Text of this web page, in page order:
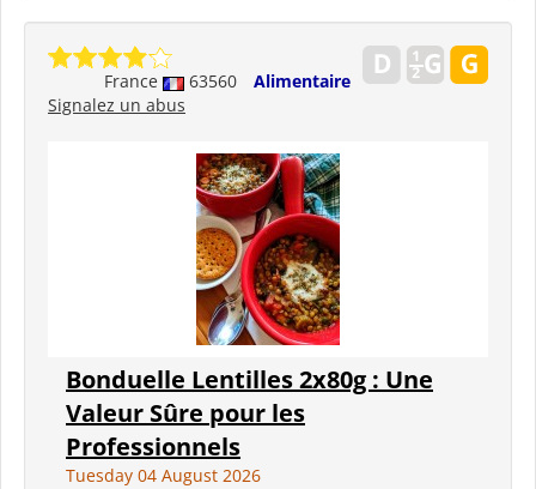
France 63560
Alimentaire
Signalez un abus
Bonduelle Lentilles 2x80g : Une
Valeur Sûre pour les
Professionnels
Tuesday 04 August 2026